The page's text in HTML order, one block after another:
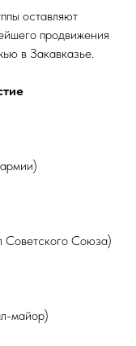
оставляют
продвижения
в Закавказье.
Союза)
майор)